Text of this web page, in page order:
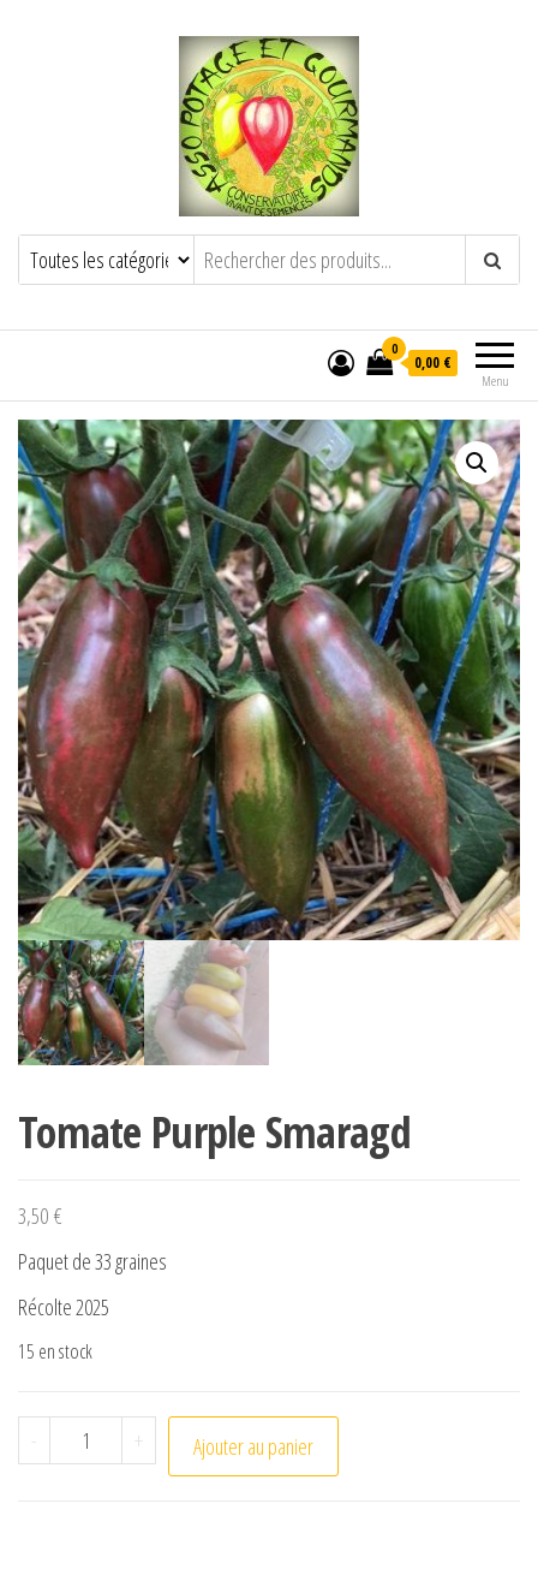
POTAGE ET GOURMANDSSemence paysanne naturelle
——————————————-
Menu
0
0,00 €
Tomate Purple Smaragd
3,50 €
Paquet de 33 graines
Récolte 2025
15 en stock
- quantité de Tomate Purple Smaragd
+ Ajouter au panier